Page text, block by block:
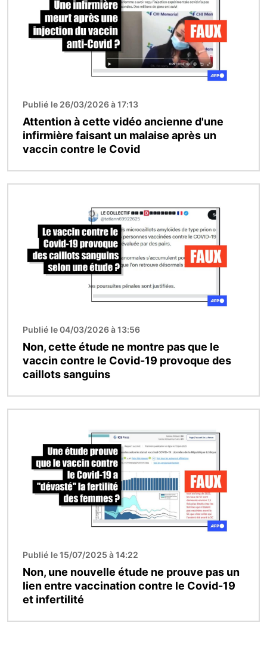
Publié le 26/03/2026 à 17:13
Attention à cette vidéo ancienne d'une
infirmière faisant un malaise après un
vaccin contre le Covid
Publié le 04/03/2026 à 13:56
Non, cette étude ne montre pas que le
vaccin contre le Covid-19 provoque des
caillots sanguins
Publié le 15/07/2025 à 14:22
Non, une nouvelle étude ne prouve pas un
lien entre vaccination contre le Covid-19
et infertilité